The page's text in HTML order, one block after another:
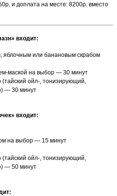
и доплата на месте: 8200р. вместо
входит:
яблочным или банановым скрабом
маской на выбор — 30 минут
(тайский ойл-, тонизирующий,
— 30 минут
входит:
на выбор — 15 минут
(тайский ойл-, тонизирующий,
— 50 минут